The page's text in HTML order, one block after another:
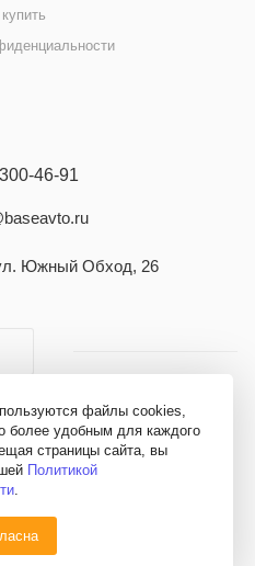
46-91
Южный Обход, 26
оборудование для кузовного
файлы cookies,
более удобным для каждого
страницы сайта, вы
Политикой
.